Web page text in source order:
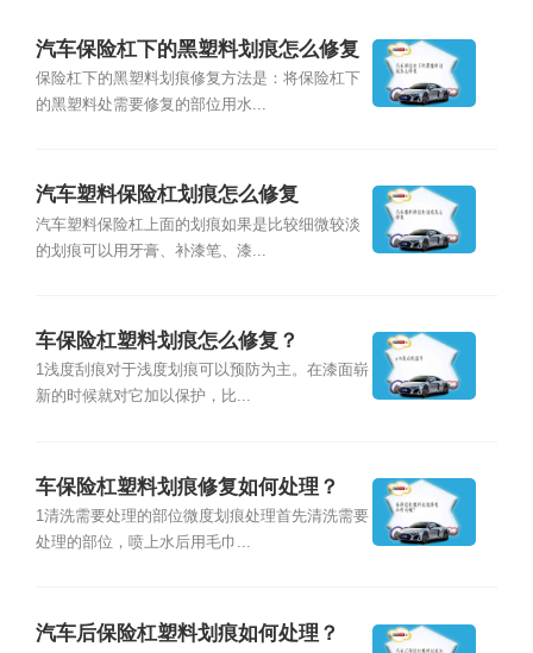
汽车保险杠下的黑塑料划痕怎么修复
保险杠下的黑塑料划痕修复方法是：将保险杠下
的黑塑料处需要修复的部位用水...
汽车塑料保险杠划痕怎么修复
汽车塑料保险杠上面的划痕如果是比较细微较淡
的划痕可以用牙膏、补漆笔、漆...
车保险杠塑料划痕怎么修复？
1浅度刮痕对于浅度划痕可以预防为主。在漆面崭
新的时候就对它加以保护，比...
车保险杠塑料划痕修复如何处理？
1清洗需要处理的部位微度划痕处理首先清洗需要
处理的部位，喷上水后用毛巾...
汽车后保险杠塑料划痕如何处理？